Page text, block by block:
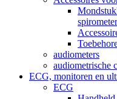
audiometers
audiometrische
ECG, monitoren en
ECG